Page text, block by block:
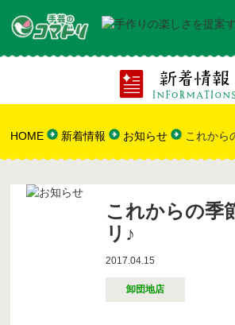
HOME 新着情報 お知らせ これから
これからの季
リ♪
2017.04.15
卸団地店